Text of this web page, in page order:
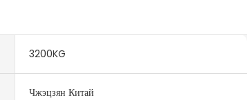
3200KG
Чжэцзян Китай